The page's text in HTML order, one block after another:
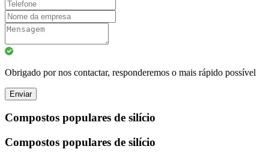
Obrigado por nos contactar, responderemos o mais rápido possível
Enviar
Compostos populares de silício
Compostos populares de silício